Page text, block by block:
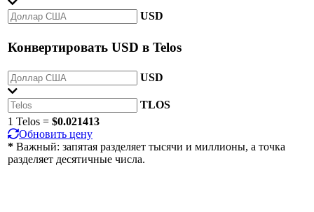
USD
Конвертировать USD в Telos
USD
TLOS
1 Telos = $0.021413
Обновить цену
* Важный: запятая разделяет тысячи и миллионы, а точка
разделяет десятичные числа.